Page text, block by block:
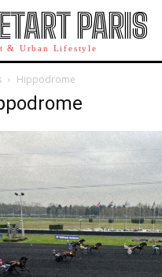
PARIS
& Urban Lifestyle
Hippodrome